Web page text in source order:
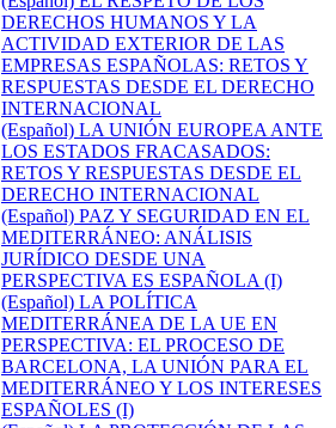
DERECHOS HUMANOS Y LA
ACTIVIDAD EXTERIOR DE LAS
EMPRESAS ESPAÑOLAS: RETOS Y
RESPUESTAS DESDE EL DERECHO
INTERNACIONAL
(Español) LA UNIÓN EUROPEA ANTE
LOS ESTADOS FRACASADOS:
RETOS Y RESPUESTAS DESDE EL
DERECHO INTERNACIONAL
(Español) PAZ Y SEGURIDAD EN EL
MEDITERRÁNEO: ANÁLISIS
JURÍDICO DESDE UNA
PERSPECTIVA ES ESPAÑOLA (I)
(Español) LA POLÍTICA
MEDITERRÁNEA DE LA UE EN
PERSPECTIVA: EL PROCESO DE
BARCELONA, LA UNIÓN PARA EL
MEDITERRÁNEO Y LOS INTERESES
ESPAÑOLES (I)